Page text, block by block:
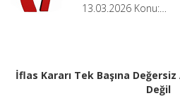
13.03.2026 Konu:…
İflas Kararı Tek Başına
Değil